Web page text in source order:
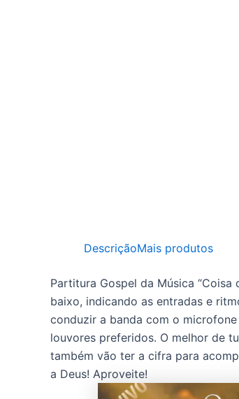
DescriçãoMais produtos
Partitura Gospel da Música
baixo, indicando as entradas e
conduzir a banda com o
louvores preferidos. O melhor de
também vão ter a cifra para
a Deus! Aproveite!